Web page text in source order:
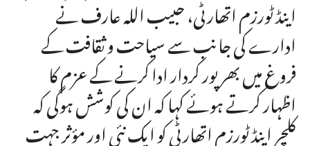
اینڈ ٹورزم اتھارٹی، حبیب اللہ عارف نے
ادارے کی جانب سے سیاحت و ثقافت کے
فروغ میں بھرپور کردار ادا کرنے کے عزم کا
اظہار کرتے ہوئے کہا کہ ان کی کوشش ہوگی کہ
کلچر اینڈ ٹورزم اتھارٹی کو ایک نئی اور مؤثر جہت